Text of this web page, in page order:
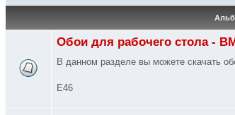
Обои для рабочего стола -
В данном разделе вы можете скачать
E46